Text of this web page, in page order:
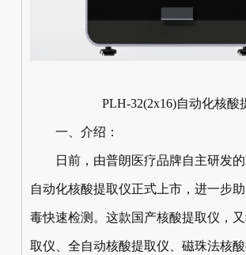
PLH-32(2x16)自动化核酸
一、介绍：
日前，由普朗医疗品牌自主研发的
自动化核酸提取仪正式上市，进一步
毒快速检测。这款国产核酸提取仪，
取仪、全自动核酸提取仪、磁珠法核